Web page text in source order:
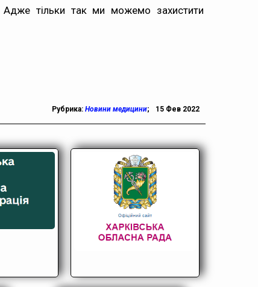
Адже тільки так ми можемо захистити
Рубрика: Новини медицини; 15 Фев 2022